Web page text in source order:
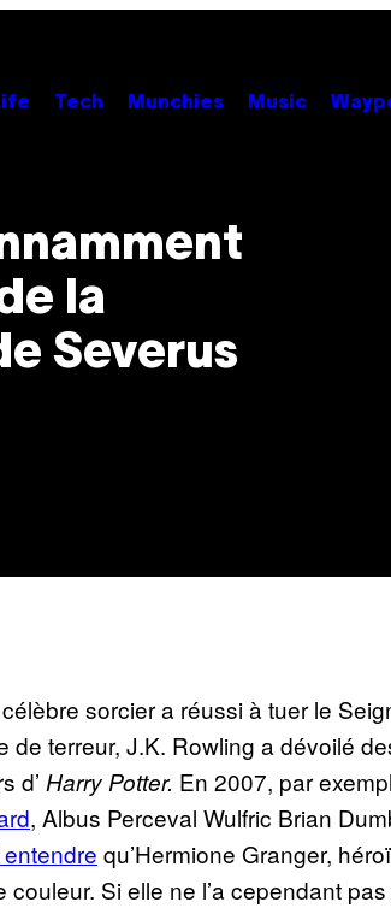
Tech Munchies Music
la
Severus
sorcier a réussi à tuer le
de terreur, J.K. Rowling a dévoilé
d’ Harry Potter. En 2007, par
, Albus Perceval Wulfric Brian
qu’Hermione Granger,
Si elle ne l’a cependant